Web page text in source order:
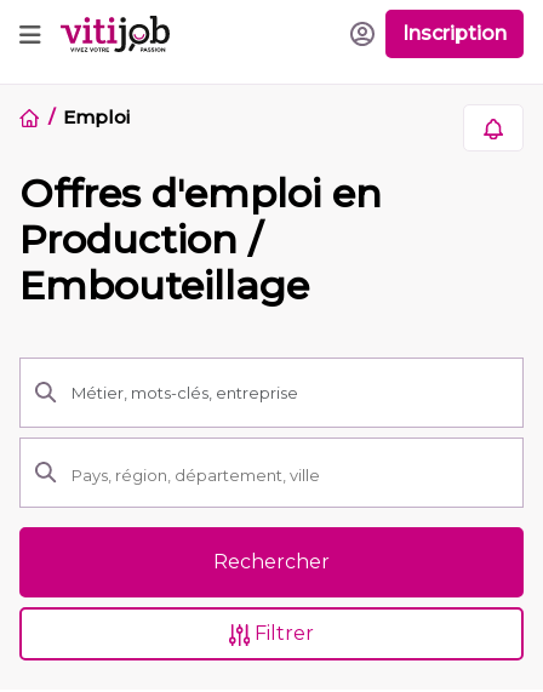
Inscription
Emploi
Offres d'emploi en
Production /
Embouteillage
Rechercher
Filtrer